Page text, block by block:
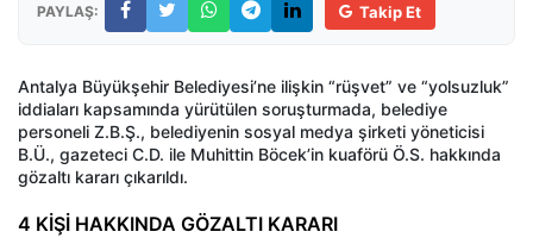
PAYLAŞ: Takip Et
Antalya Büyükşehir Belediyesi’ne ilişkin “rüşvet” ve “yolsuzluk”
iddiaları kapsamında yürütülen soruşturmada, belediye
personeli Z.B.Ş., belediyenin sosyal medya şirketi yöneticisi
B.Ü., gazeteci C.D. ile Muhittin Böcek’in kuaförü Ö.S. hakkında
gözaltı kararı çıkarıldı.
4 KİŞİ HAKKINDA GÖZALTI KARARI